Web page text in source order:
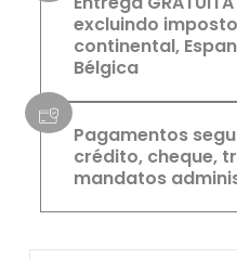
excluindo
continental,
Bélgica
Pagamentos
crédito, cheque,
mandatos